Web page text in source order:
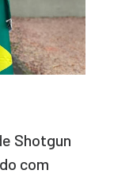
Shotgun
com